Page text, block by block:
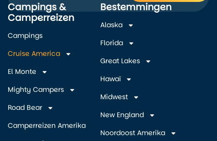
Campings &
Camperreizen
Campings
Cruise America
El Monte
Mighty Campers
Road Bear
Camperreizen Amerika
Bestemmingen
Alaska
Florida
Great Lakes
Hawaï
Midwest
New England
Noordoost Amerika
Alternative: